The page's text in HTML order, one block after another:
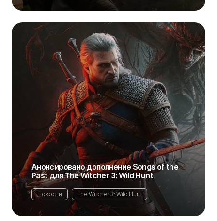
Анонсировано дополнение Songs of the
Past для The Witcher 3: Wild Hunt
Новости The Witcher 3: Wild Hunt